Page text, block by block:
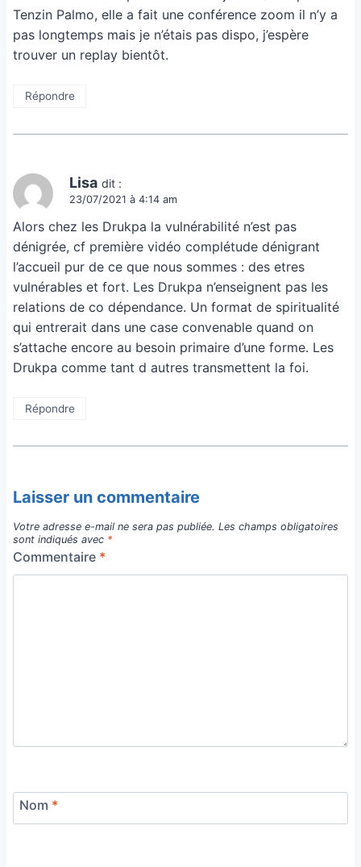
Tenzin Palmo, elle a fait une conférence zoom il n’y a
pas longtemps mais je n’étais pas dispo, j’espère
trouver un replay bientôt.
Répondre
Lisa dit :
23/07/2021 à 4:14 am
Alors chez les Drukpa la vulnérabilité n’est pas
dénigrée, cf première vidéo complétude dénigrant
l’accueil pur de ce que nous sommes : des etres
vulnérables et fort. Les Drukpa n’enseignent pas les
relations de co dépendance. Un format de spiritualité
qui entrerait dans une case convenable quand on
s’attache encore au besoin primaire d’une forme. Les
Drukpa comme tant d autres transmettent la foi.
Répondre
Laisser un commentaire
Votre adresse e-mail ne sera pas publiée. Les champs obligatoires
sont indiqués avec *
Commentaire *
Nom *